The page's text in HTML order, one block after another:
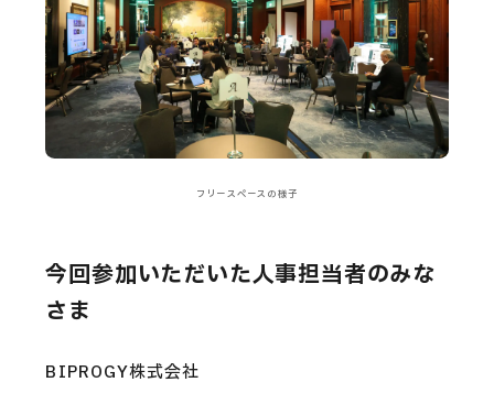
フリースペースの様子
今回参加いただいた人事担当者のみな
さま
BIPROGY株式会社